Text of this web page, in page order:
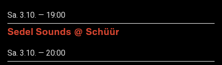
Sa. 3.10. — 19:00
Sedel Sounds @ Schüür
Sa. 3.10. — 20:00